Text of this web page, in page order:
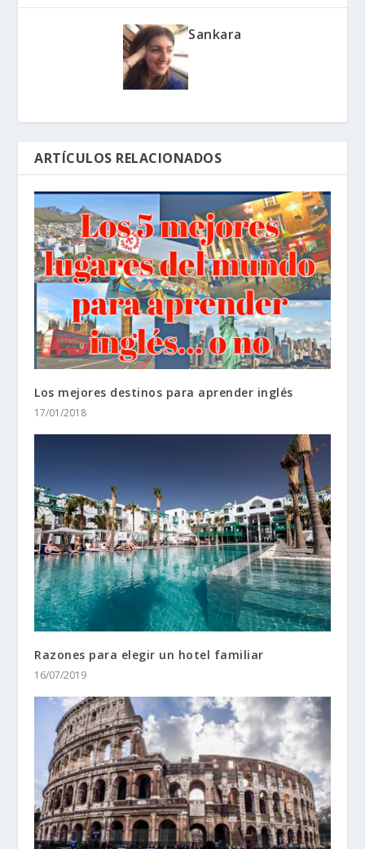
Sankara
ARTÍCULOS RELACIONADOS
Los mejores destinos para aprender inglés
17/01/2018
Razones para elegir un hotel familiar
16/07/2019